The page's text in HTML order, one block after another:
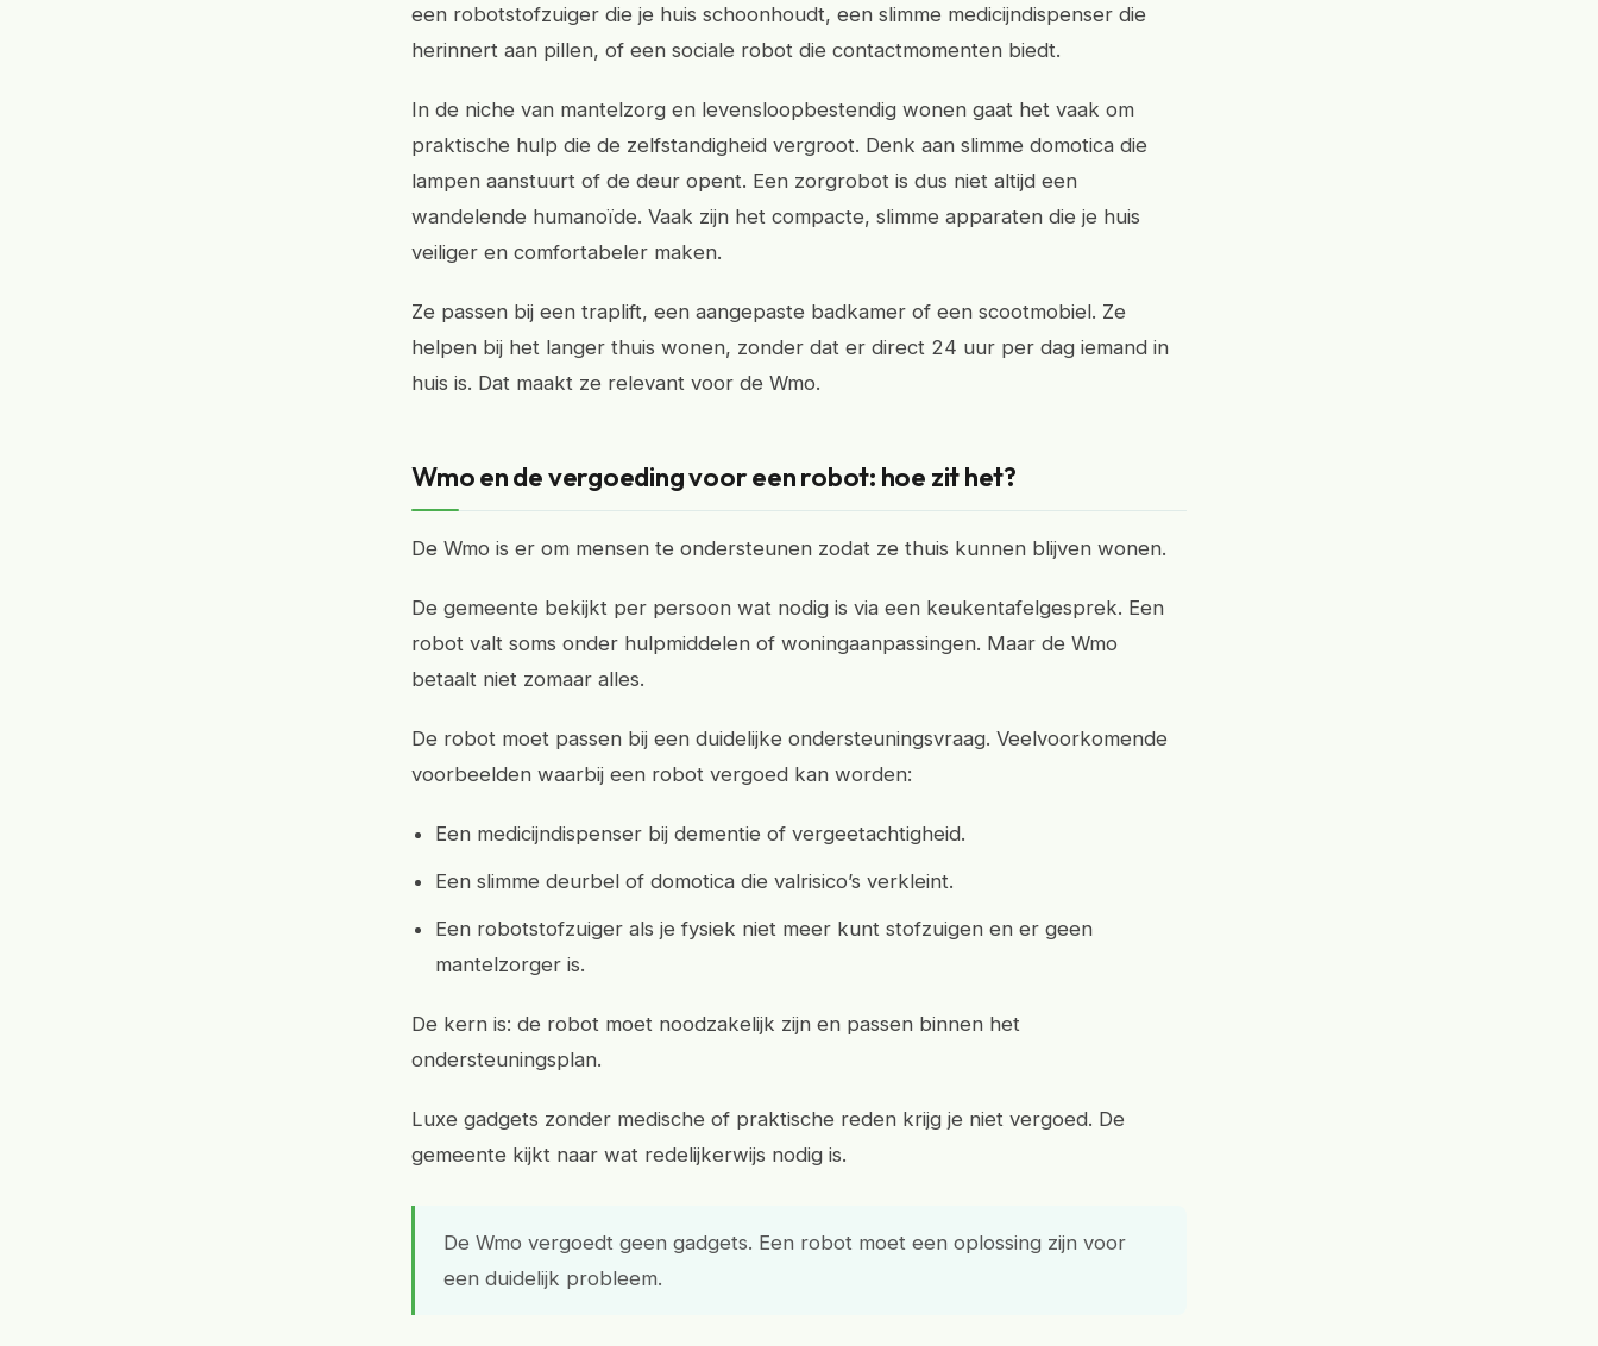
een robotstofzuiger die je huis schoonhoudt, een slimme medicijndispenser die
herinnert aan pillen, of een sociale robot die contactmomenten biedt.
In de niche van mantelzorg en levensloopbestendig wonen gaat het vaak om
praktische hulp die de zelfstandigheid vergroot. Denk aan slimme domotica die
lampen aanstuurt of de deur opent. Een zorgrobot is dus niet altijd een
wandelende humanoïde. Vaak zijn het compacte, slimme apparaten die je huis
veiliger en comfortabeler maken.
Ze passen bij een traplift, een aangepaste badkamer of een scootmobiel. Ze
helpen bij het langer thuis wonen, zonder dat er direct 24 uur per dag iemand in
huis is. Dat maakt ze relevant voor de Wmo.
Wmo en de vergoeding voor een robot: hoe zit het?
De Wmo is er om mensen te ondersteunen zodat ze thuis kunnen blijven wonen.
De gemeente bekijkt per persoon wat nodig is via een keukentafelgesprek. Een
robot valt soms onder hulpmiddelen of woningaanpassingen. Maar de Wmo
betaalt niet zomaar alles.
De robot moet passen bij een duidelijke ondersteuningsvraag. Veelvoorkomende
voorbeelden waarbij een robot vergoed kan worden:
Een medicijndispenser bij dementie of vergeetachtigheid.
Een slimme deurbel of domotica die valrisico’s verkleint.
Een robotstofzuiger als je fysiek niet meer kunt stofzuigen en er geen
mantelzorger is.
De kern is: de robot moet noodzakelijk zijn en passen binnen het
ondersteuningsplan.
Luxe gadgets zonder medische of praktische reden krijg je niet vergoed. De
gemeente kijkt naar wat redelijkerwijs nodig is.
De Wmo vergoedt geen gadgets. Een robot moet een oplossing zijn voor
een duidelijk probleem.